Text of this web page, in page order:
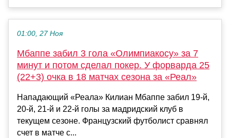
01:00, 27 Ноя
Мбаппе забил 3 гола «Олимпиакосу» за 7
минут и потом сделал покер. У форварда 25
(22+3) очка в 18 матчах сезона за «Реал»
Нападающий «Реала» Килиан Мбаппе забил 19-й,
20-й, 21-й и 22-й голы за мадридский клуб в
текущем сезоне. Французский футболист сравнял
счет в матче с...